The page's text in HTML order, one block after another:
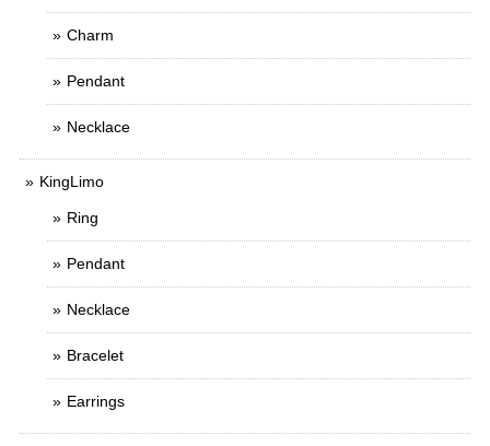
Charm
Pendant
Necklace
KingLimo
Ring
Pendant
Necklace
Bracelet
Earrings